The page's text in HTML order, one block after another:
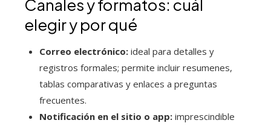
Canales y formatos: cuál
elegir y por qué
Correo electrónico: ideal para detalles y
registros formales; permite incluir resumenes,
tablas comparativas y enlaces a preguntas
frecuentes.
Notificación en el sitio o app: imprescindible